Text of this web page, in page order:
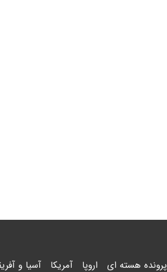
پرونده هسته ای اروپا آمریکا آسیا و